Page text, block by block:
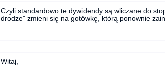
Czyli standardowo te dywidendy są wliczane do
drodze" zmieni się na gotówkę, którą ponownie
Witaj,